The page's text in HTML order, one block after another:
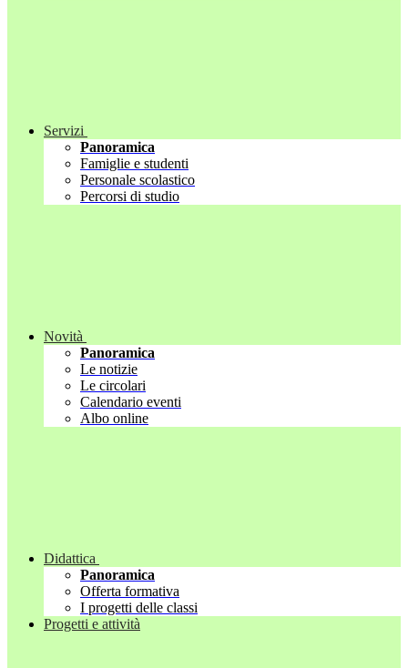
Servizi
Panoramica
Famiglie e studenti
Personale scolastico
Percorsi di studio
Novità
Panoramica
Le notizie
Le circolari
Calendario eventi
Albo online
Didattica
Panoramica
Offerta formativa
I progetti delle classi
Progetti e attività